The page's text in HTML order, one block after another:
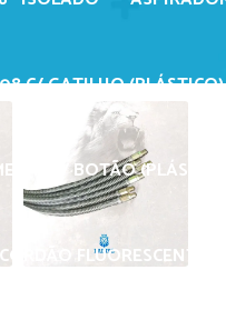
C/ GATILHO (PLÁSTICO)
C/ BOTÃO (PLÁSTICO)
CORDÃO FLUORESCENTE